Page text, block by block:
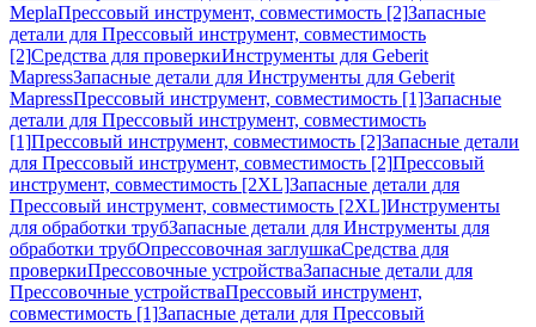
MeplaПрессовый инструмент, совместимость [2]Запасные
детали для Прессовый инструмент, совместимость
[2]Средства для проверкиИнструменты для Geberit
MapressЗапасные детали для Инструменты для Geberit
MapressПрессовый инструмент, совместимость [1]Запасные
детали для Прессовый инструмент, совместимость
[1]Прессовый инструмент, совместимость [2]Запасные детали
для Прессовый инструмент, совместимость [2]Прессовый
инструмент, совместимость [2XL]Запасные детали для
Прессовый инструмент, совместимость [2XL]Инструменты
для обработки трубЗапасные детали для Инструменты для
обработки трубОпрессовочная заглушкаСредства для
проверкиПрессовочные устройстваЗапасные детали для
Прессовочные устройстваПрессовый инструмент,
совместимость [1]Запасные детали для Прессовый